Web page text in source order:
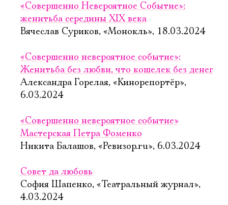
«Совершенно Невероятное Событие»:
женитьба середины XIX века
Вячеслав Суриков, «Монокль», 18.03.2024
«Совершенно невероятное событие»:
Женитьба без любви, что кошелек без денег
Александра Горелая, «Кинорепортёр»,
6.03.2024
«Совершенно невероятное событие»
Мастерская Петра Фоменко
Никита Балашов, «Ревизор.ru», 6.03.2024
Совет да любовь
София Шапенко, «Театральный журнал»,
4.03.2024